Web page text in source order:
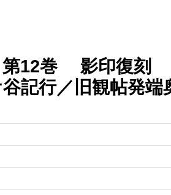
12巻 影印復刻
記行／旧観帖発端